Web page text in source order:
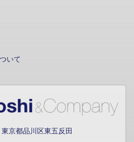
いて
京都品川区東五反田